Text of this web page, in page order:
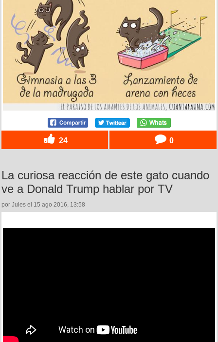
24 0
La curiosa reacción de este gato cuando
ve a Donald Trump hablar por TV
por Jules el 15 ago 2016, 13:58